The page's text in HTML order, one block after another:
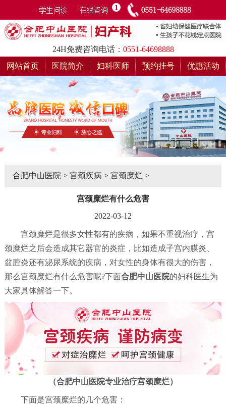
24H免费咨询电话： 0551-64698888
网站首页
医院简介 妇科医师 预约挂号 优惠活动
合肥中山医院 > 宫颈疾病 > 宫颈糜烂>
宫颈糜烂有什么危害
2022-03-12
宫颈糜烂是很多女性都有的疾病，如果不重视治疗，宫
颈糜烂之后会造成其它器官的炎症，比如造成子宫内膜炎、
盆腔炎还有泌尿系统的疾病，对女性的身体有很大的伤害，
那么宫颈糜烂有什么危害呢?下面合肥中山医院的妇科医生为
大家具体解答一下。
（合肥中山医院专业治疗宫颈糜烂）
下面是宫颈糜烂的几个危害：